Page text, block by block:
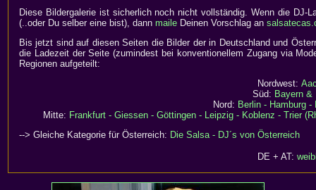
Diese Bildergalerie ist sicherlich noch nicht vollständig. Wenn die DJ-
(..oder Du selber eine bist), dann maile Deinen Vorschlag an
Bis jetzt sind auf diesen Seiten die Bilder der in Deutschland und
die Ladezeit der Seite (zumindest bei konventionellem Zugang via
Regionen aufgeteilt:
Nordwest:
Süd: Bayern &
Nord: Berlin - Hamburg -
Mitte: Frankfurt - Giessen - Göttingen - Leipzig - Koblenz - Trier
--> Gleiche Kategorie für Österreich: Die Salsa - DJ´s von Österreich
DE + AT: